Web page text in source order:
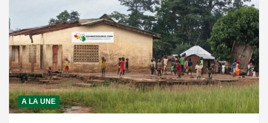
A LA UNE